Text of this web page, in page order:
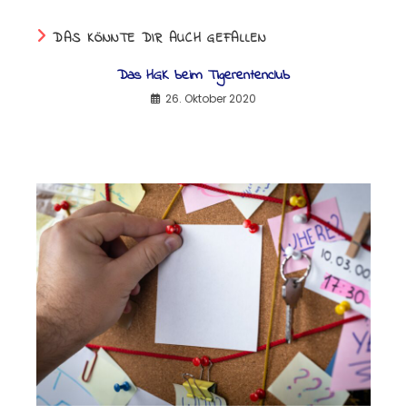
DAS KÖNNTE DIR AUCH GEFALLEN
Das HGK beim Tigerentenclub
26. Oktober 2020